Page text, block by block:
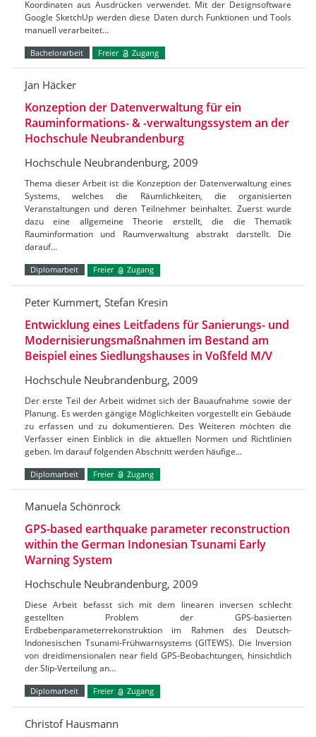
Koordinaten aus Ausdrücken verwendet. Mit der Designsoftware
Google SketchUp werden diese Daten durch Funktionen und Tools
manuell verarbeitet…
Bachelorarbeit Freier Zugang
Jan Häcker
Konzeption der Datenverwaltung für ein
Rauminformations- & -verwaltungssystem an der
Hochschule Neubrandenburg
Hochschule Neubrandenburg, 2009
Thema dieser Arbeit ist die Konzeption der Datenverwaltung eines
Systems, welches die Räumlichkeiten, die organisierten
Veranstaltungen und deren Teilnehmer beinhaltet. Zuerst wurde
dazu eine allgemeine Theorie erstellt, die die Thematik
Rauminformation und Raumverwaltung abstrakt darstellt. Die
darauf…
Diplomarbeit Freier Zugang
Peter Kummert, Stefan Kresin
Entwicklung eines Leitfadens für Sanierungs- und
Modernisierungsmaßnahmen im Bestand am
Beispiel eines Siedlungshauses in Voßfeld M/V
Hochschule Neubrandenburg, 2009
Der erste Teil der Arbeit widmet sich der Bauaufnahme sowie der
Planung. Es werden gängige Möglichkeiten vorgestellt ein Gebäude
zu erfassen und zu dokumentieren. Des Weiteren möchten die
Verfasser einen Einblick in die aktuellen Normen und Richtlinien
geben. Im darauf folgenden Abschnitt werden häufige…
Diplomarbeit Freier Zugang
Manuela Schönrock
GPS-based earthquake parameter reconstruction
within the German Indonesian Tsunami Early
Warning System
Hochschule Neubrandenburg, 2009
Diese Arbeit befasst sich mit dem linearen inversen schlecht
gestellten Problem der GPS-basierten
Erdbebenparameterrekonstruktion im Rahmen des Deutsch-
Indonesischen Tsunami-Frühwarnsystems (GITEWS). Die Inversion
von dreidimensionalen near field GPS-Beobachtungen, hinsichtlich
der Slip-Verteilung an…
Diplomarbeit Freier Zugang
Christof Hausmann